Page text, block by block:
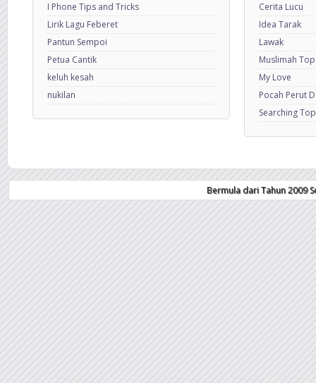
I Phone Tips and Tricks
Lirik Lagu Feberet
Pantun Sempoi
Petua Cantik
keluh kesah
nukilan
Cerita Lucu
Idea Tarak
Lawak
Muslimah
My Love
Pocah Perut
Searching
Bermula dari Tahun 2009